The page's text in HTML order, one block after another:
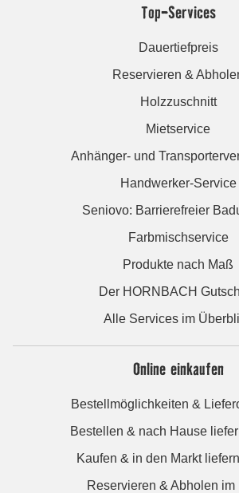
Top-Services
Dauertiefpreis
Reservieren &
Holzzuschnitt
Mietservice
Anhänger- und
Handwerker-Service
Seniovo: Barrierefreier
Farbmischservice
Produkte nach Maß
Der HORNBACH
Alle Services im
Online einkaufen
Bestellmöglichkeiten &
Bestellen & nach Hause
Kaufen & in den Markt
Reservieren & Abholen im